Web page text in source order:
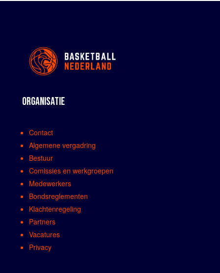
ORGANISATIE
Contact
Algemene vergadring
Bestuur
Comissies en werkgroepen
Medewerkers
Bondsreglementen
Klachtenregeling
Partners
Vacatures
Privacy